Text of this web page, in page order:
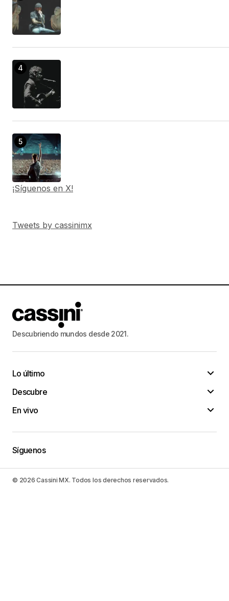
¡Síguenos en X!
Tweets by cassinimx
Descubriendo mundos desde 2021.
Lo último
Descubre
En vivo
Síguenos
© 2026 Cassini MX. Todos los derechos reservados.